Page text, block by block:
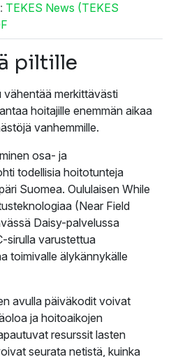
TEKES News (TEKES
piltille
vähentää merkittävästi
hoitajille enemmän aikaa
vanhemmille.
osa- ja
todellisia hoitotunteja
Suomea. Oululaisen While
(Near Field
Daisy-palvelussa
sirulla varustettua
toimivalle älykännykälle
avulla päiväkodit voivat
ja hoitoaikojen
resurssit lasten
seurata netistä, kuinka